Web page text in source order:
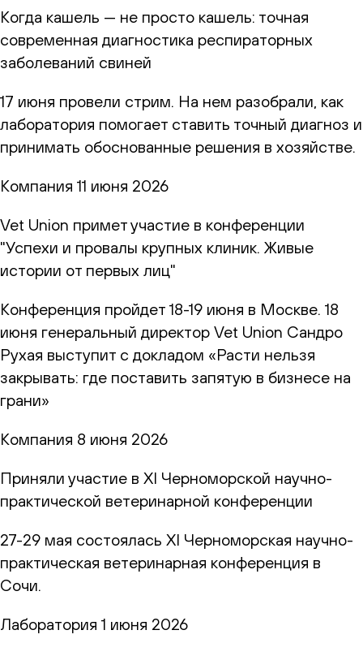
Когда кашель — не просто кашель: точная
современная диагностика респираторных
заболеваний свиней
17 июня провели стрим. На нем разобрали, как
лаборатория помогает ставить точный диагноз и
принимать обоснованные решения в хозяйстве.
Компания 11 июня 2026
Vet Union примет участие в конференции
"Успехи и провалы крупных клиник. Живые
истории от первых лиц"
Конференция пройдет 18-19 июня в Москве. 18
июня генеральный директор Vet Union Сандро
Рухая выступит с докладом «Расти нельзя
закрывать: где поставить запятую в бизнесе на
грани»
Компания 8 июня 2026
Приняли участие в XI Черноморской научно-
практической ветеринарной конференции
27-29 мая состоялась XI Черноморская научно-
практическая ветеринарная конференция в
Сочи.
Лаборатория 1 июня 2026